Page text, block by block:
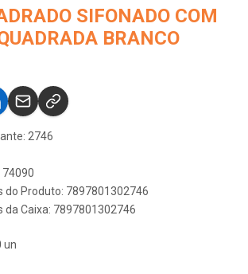
SIFONADO COM
BRANCO
2746
do Produto: 7897801302746
da Caixa: 7897801302746
un